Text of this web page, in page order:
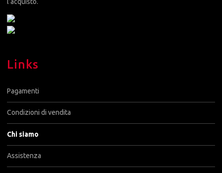
Links
Pagamenti
Condizioni di vendita
Chi siamo
Assistenza